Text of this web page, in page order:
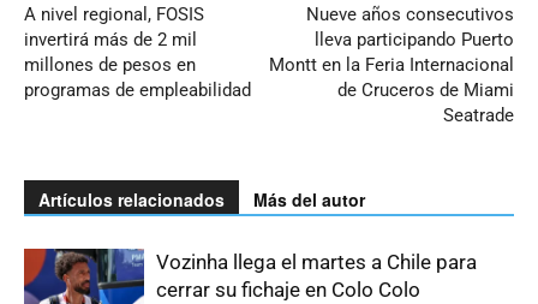
A nivel regional, FOSIS
invertirá más de 2 mil
millones de pesos en
programas de empleabilidad
Nueve años consecutivos
lleva participando Puerto
Montt en la Feria Internacional
de Cruceros de Miami
Seatrade
Artículos relacionados Más del autor
Vozinha llega el martes a Chile para
cerrar su fichaje en Colo Colo